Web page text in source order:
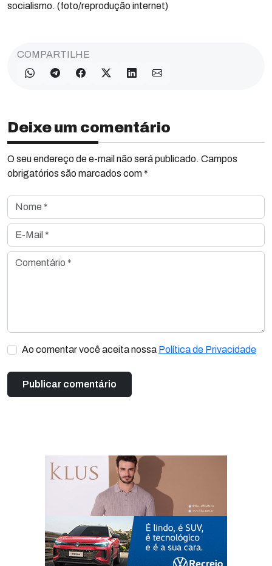
socialismo. (foto/reprodução internet)
COMPARTILHE
Deixe um comentário
O seu endereço de e-mail não será publicado. Campos
obrigatórios são marcados com *
Nome *
E-Mail *
Comentário *
Ao comentar você aceita nossa Política de Privacidade